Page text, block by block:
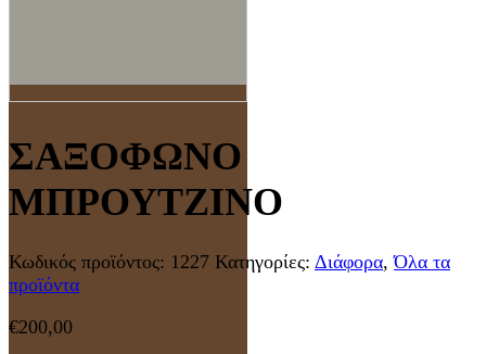
ΣΑΞΟΦΩΝΟ
ΜΠΡΟΥΤΖΙΝΟ
Κωδικός προϊόντος: 1227 Κατηγορίες: Διάφορα,Όλα τα
προϊόντα
€200,00